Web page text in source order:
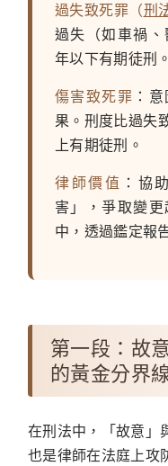
過失致死罪（刑
過失（如車禍
年以下有期徒刑
傷害致死罪 ：
果。刑度比過失
上有期徒刑。
律師價值 ：協
害」，爭取變
中，透過鑑定報
第一段：故
的黃金分界
在刑法中，「故意」
也是律師在法庭上攻